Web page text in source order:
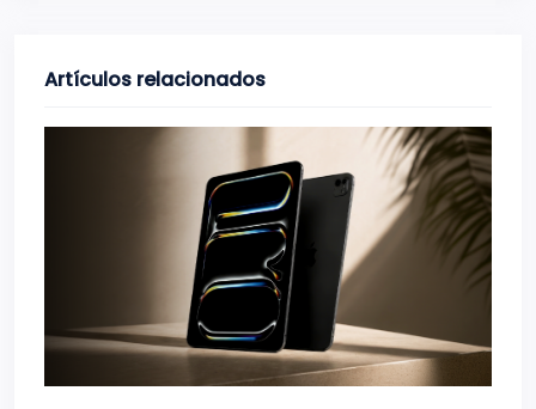
Artículos relacionados